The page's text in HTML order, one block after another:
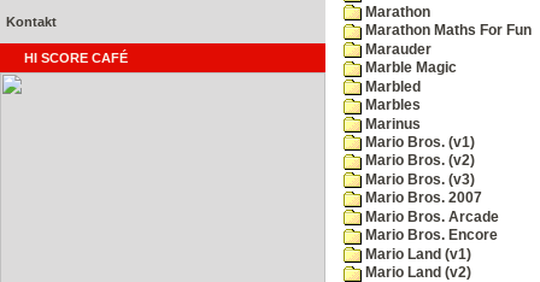
Kontakt
HI SCORE CAFÉ
Marathon
Marathon Maths For Fun
Marauder
Marble Magic
Marbled
Marbles
Marinus
Mario Bros. (v1)
Mario Bros. (v2)
Mario Bros. (v3)
Mario Bros. 2007
Mario Bros. Arcade
Mario Bros. Encore
Mario Land (v1)
Mario Land (v2)